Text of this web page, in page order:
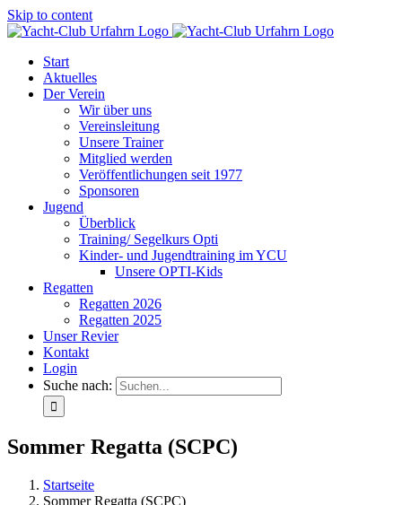
Skip to content
Start
Aktuelles
Der Verein
Wir über uns
Vereinsleitung
Unsere Trainer
Mitglied werden
Veröffentlichungen seit 1977
Sponsoren
Jugend
Überblick
Training/ Segelkurs Opti
Kinder- und Jugendtraining im YCU
Unsere OPTI-Kids
Regatten
Regatten 2026
Regatten 2025
Unser Revier
Kontakt
Login
Suche nach:
Sommer Regatta (SCPC)
Startseite
Sommer Regatta (SCPC)